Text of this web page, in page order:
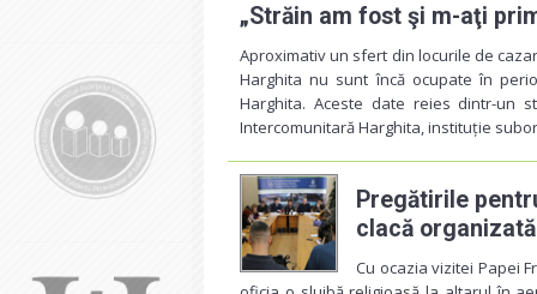
„Străin am fost şi m-aţi
Aproximativ un sfert din locurile de
Harghita nu sunt încă ocupate în
Harghita. Aceste date reies dintr-un
Intercomunitară Harghita, instituție
Pregătirile
clacă
Cu ocazia vizitei Papei